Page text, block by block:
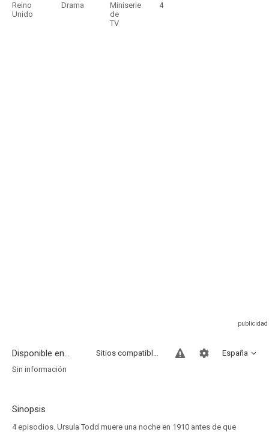
Reino
Unido
Drama
Miniserie
de
TV
4
Disponible en... España
Sitios compatibles
Sin información
Sinopsis
4 episodios. Ursula Todd muere una noche en 1910 antes de que